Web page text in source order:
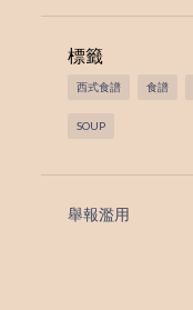
標籤
西式食譜 食譜
SOUP
舉報濫用